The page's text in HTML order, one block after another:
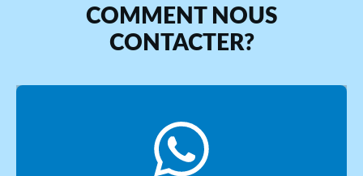
COMMENT NOUS
CONTACTER?